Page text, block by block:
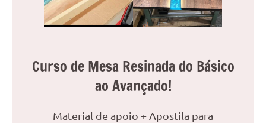
Curso de Mesa Resinada do Básico
ao Avançado!
Material de apoio + Apostila para